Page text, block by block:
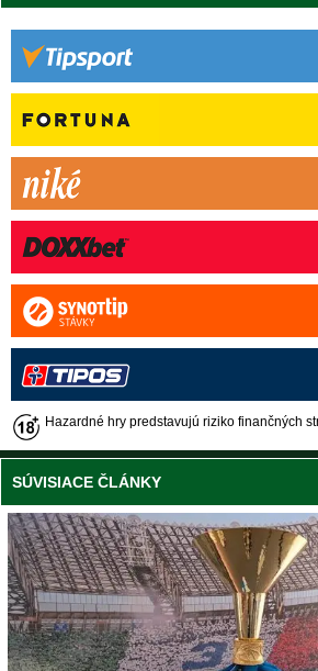
Hazardné hry predstavujú riziko finančných
SÚVISIACE ČLÁNKY